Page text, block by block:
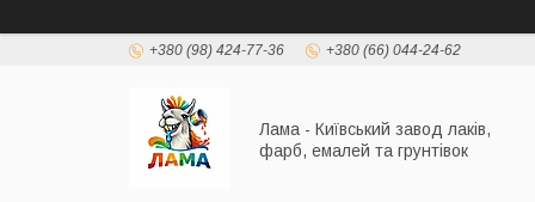
+380 (98) 424-77-36 +380 (66) 044-24-62
Лама - Київський завод лаків,
фарб, емалей та грунтівок